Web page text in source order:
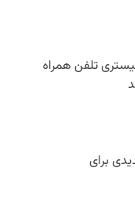
تلفن همراه
برای